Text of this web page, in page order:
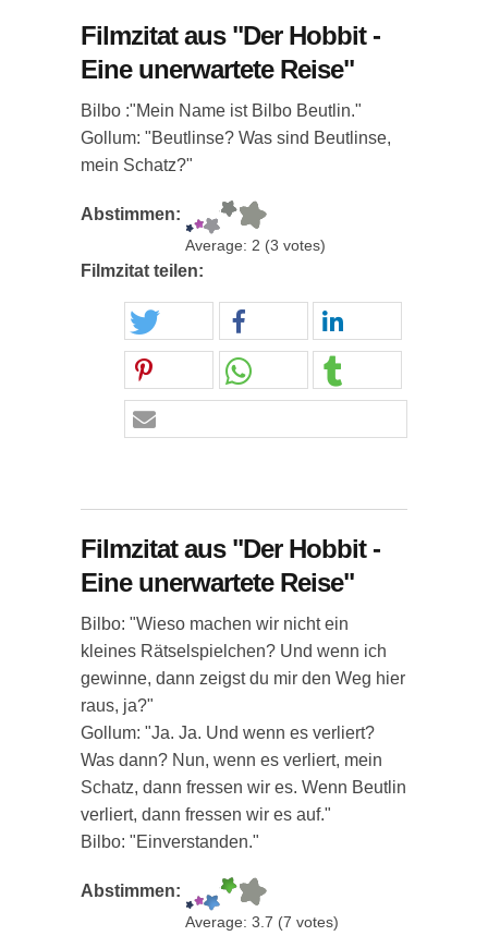
Filmzitat aus "Der Hobbit -
Eine unerwartete Reise"
Bilbo :"Mein Name ist Bilbo Beutlin."
Gollum: "Beutlinse? Was sind Beutlinse,
mein Schatz?"
Abstimmen:
Average: 2 (3 votes)
Filmzitat teilen:
Filmzitat aus "Der Hobbit -
Eine unerwartete Reise"
Bilbo: "Wieso machen wir nicht ein
kleines Rätselspielchen? Und wenn ich
gewinne, dann zeigst du mir den Weg hier
raus, ja?"
Gollum: "Ja. Ja. Und wenn es verliert?
Was dann? Nun, wenn es verliert, mein
Schatz, dann fressen wir es. Wenn Beutlin
verliert, dann fressen wir es auf."
Bilbo: "Einverstanden."
Abstimmen:
Average: 3.7 (7 votes)